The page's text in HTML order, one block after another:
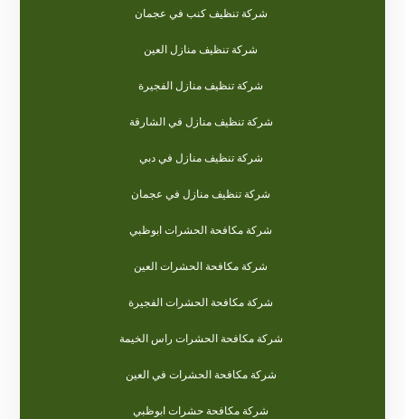
شركة تنظيف كنب في عجمان
شركة تنظيف منازل العين
شركة تنظيف منازل الفجيرة
شركة تنظيف منازل في الشارقة
شركة تنظيف منازل في دبي
شركة تنظيف منازل في عجمان
شركة مكافحة الحشرات ابوظبي
شركة مكافحة الحشرات العين
شركة مكافحة الحشرات الفجيرة
شركة مكافحة الحشرات راس الخيمة
شركة مكافحة الحشرات في العين
شركة مكافحة حشرات ابوظبي